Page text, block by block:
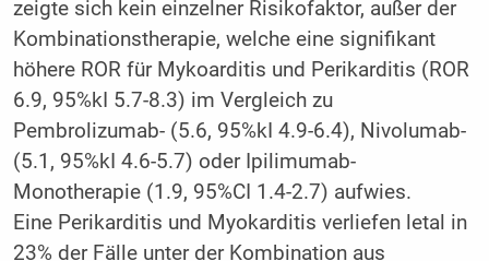
zeigte sich kein einzelner Risikofaktor, außer der
Kombinationstherapie, welche eine signifikant
höhere ROR für Mykoarditis und Perikarditis (ROR
6.9, 95%kI 5.7-8.3) im Vergleich zu
Pembrolizumab- (5.6, 95%kI 4.9-6.4), Nivolumab-
(5.1, 95%kI 4.6-5.7) oder Ipilimumab-
Monotherapie (1.9, 95%CI 1.4-2.7) aufwies.
Eine Perikarditis und Myokarditis verliefen letal in
23% der Fälle unter der Kombination aus